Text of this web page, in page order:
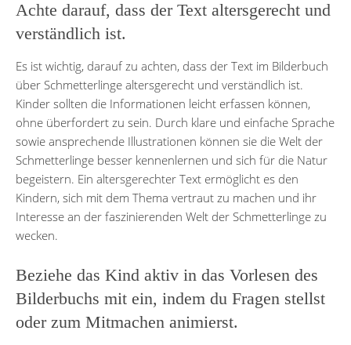
Achte darauf, dass der Text altersgerecht und
verständlich ist.
Es ist wichtig, darauf zu achten, dass der Text im Bilderbuch
über Schmetterlinge altersgerecht und verständlich ist.
Kinder sollten die Informationen leicht erfassen können,
ohne überfordert zu sein. Durch klare und einfache Sprache
sowie ansprechende Illustrationen können sie die Welt der
Schmetterlinge besser kennenlernen und sich für die Natur
begeistern. Ein altersgerechter Text ermöglicht es den
Kindern, sich mit dem Thema vertraut zu machen und ihr
Interesse an der faszinierenden Welt der Schmetterlinge zu
wecken.
Beziehe das Kind aktiv in das Vorlesen des
Bilderbuchs mit ein, indem du Fragen stellst
oder zum Mitmachen animierst.